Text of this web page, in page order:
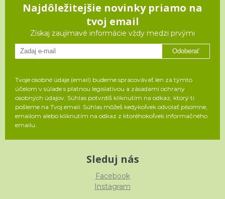
Najdôležitejšie novinky priamo na
tvoj email
Získaj zaujímavé informácie vždy medzi prvými
Odoberať
Tvoje osobné údaje (email) budeme spracovávať len za týmto
účelom v súlade s platnou legislatívou a zásadami ochrany
osobných údajov. Súhlas potvrdíš kliknutím na odkaz, ktorý ti
pošleme na Tvoj email. Súhlas môžeš kedykoľvek odvolať písomne,
emailom alebo kliknutím na odkaz z ktoréhokoľvek informačného
emailu.
Sleduj nás
Facebook
Instagram